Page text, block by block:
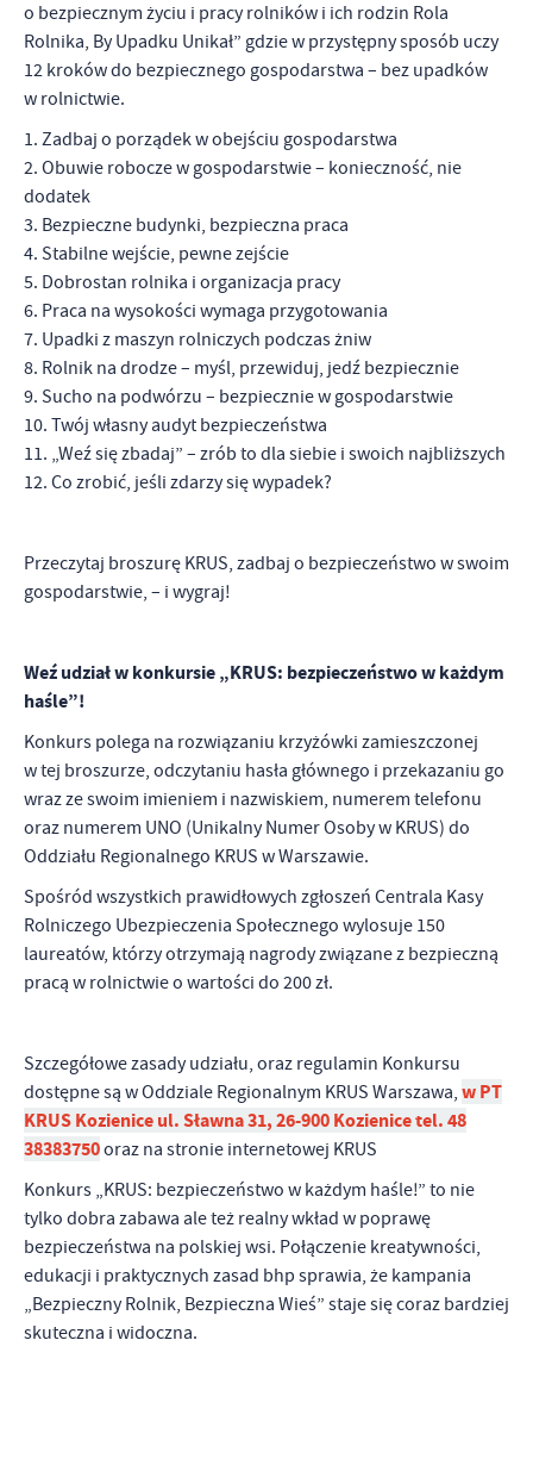
o bezpiecznym życiu i pracy rolników i ich rodzin Rola
Rolnika, By Upadku Unikał” gdzie w przystępny sposób uczy
12 kroków do bezpiecznego gospodarstwa – bez upadków
w rolnictwie.
1. Zadbaj o porządek w obejściu gospodarstwa
2. Obuwie robocze w gospodarstwie – konieczność, nie
dodatek
3. Bezpieczne budynki, bezpieczna praca
4. Stabilne wejście, pewne zejście
5. Dobrostan rolnika i organizacja pracy
6. Praca na wysokości wymaga przygotowania
7. Upadki z maszyn rolniczych podczas żniw
8. Rolnik na drodze – myśl, przewiduj, jedź bezpiecznie
9. Sucho na podwórzu – bezpiecznie w gospodarstwie
10. Twój własny audyt bezpieczeństwa
11. „Weź się zbadaj” – zrób to dla siebie i swoich najbliższych
12. Co zrobić, jeśli zdarzy się wypadek?
Przeczytaj broszurę KRUS, zadbaj o bezpieczeństwo w swoim
gospodarstwie, – i wygraj!
Weź udział w konkursie „KRUS: bezpieczeństwo w każdym
haśle”!
Konkurs polega na rozwiązaniu krzyżówki zamieszczonej
w tej broszurze, odczytaniu hasła głównego i przekazaniu go
wraz ze swoim imieniem i nazwiskiem, numerem telefonu
oraz numerem UNO (Unikalny Numer Osoby w KRUS) do
Oddziału Regionalnego KRUS w Warszawie.
Spośród wszystkich prawidłowych zgłoszeń Centrala Kasy
Rolniczego Ubezpieczenia Społecznego wylosuje 150
laureatów, którzy otrzymają nagrody związane z bezpieczną
pracą w rolnictwie o wartości do 200 zł.
Szczegółowe zasady udziału, oraz regulamin Konkursu
dostępne są w Oddziale Regionalnym KRUS Warszawa, w PT
KRUS Kozienice ul. Sławna 31, 26-900 Kozienicetel. 48
38383750oraz na stronie internetowej KRUS
Konkurs „KRUS: bezpieczeństwo w każdym haśle!” to nie
tylko dobra zabawa ale też realny wkład w poprawę
bezpieczeństwa na polskiej wsi. Połączenie kreatywności,
edukacji i praktycznych zasad bhp sprawia, że kampania
„Bezpieczny Rolnik, Bezpieczna Wieś” staje się coraz bardziej
skuteczna i widoczna.